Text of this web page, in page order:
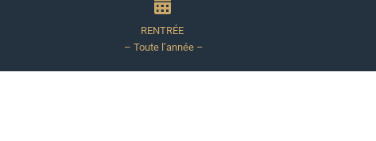
RENTRÉE
– Toute l’année –